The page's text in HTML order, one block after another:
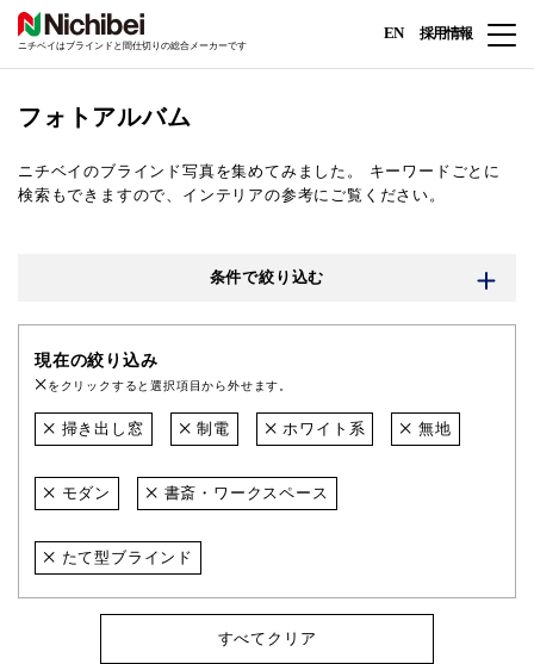
ニチベイはブラインドと間仕切りの総合メーカーです
EN 採用情報
フォトアルバム
ニチベイのブラインド写真を集めてみました。
キーワードごとに
検索もできますので、インテリアの参考にご覧ください。
条件で絞り込む
現在の絞り込み
をクリックすると選択項目から外せます。
掃き出し窓 制電 ホワイト系 無地
モダン 書斎・ワークスペース
たて型ブラインド
すべてクリア